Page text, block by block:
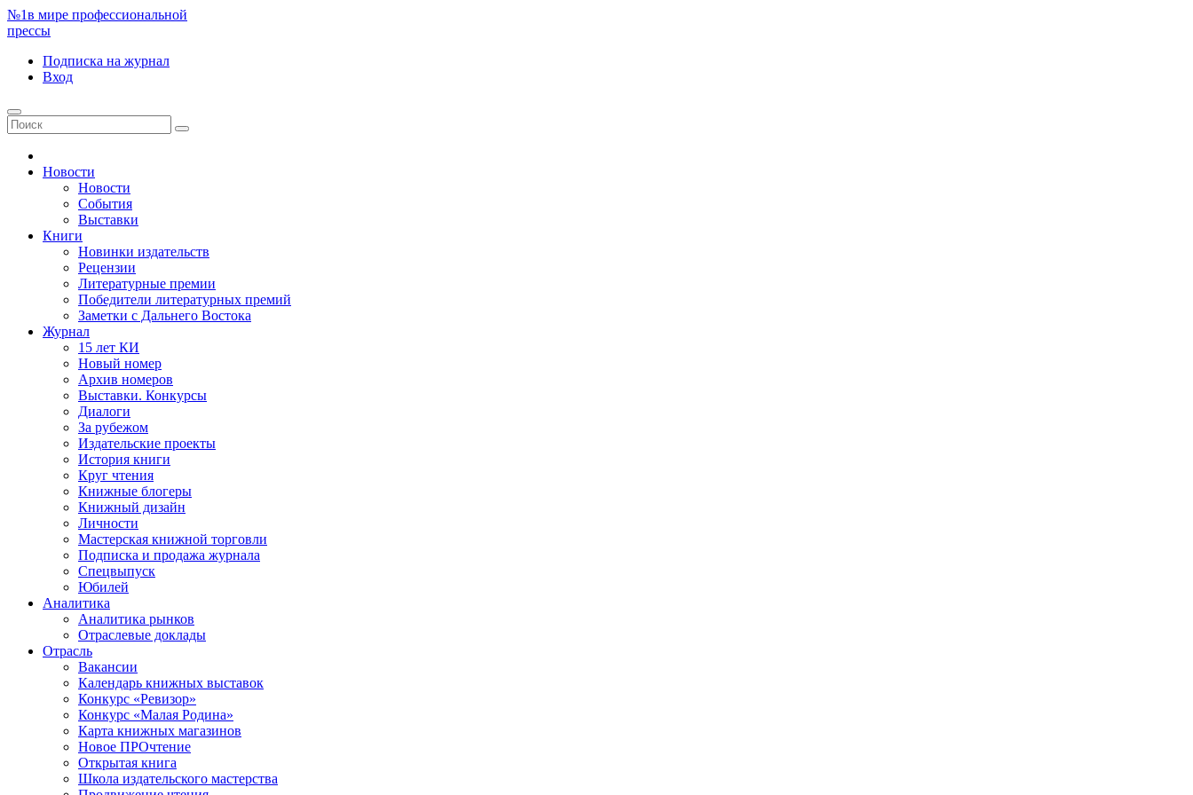
№1в мире профессиональной
прессы
Подписка на журнал
Вход
Новости
Новости
События
Выставки
Книги
Новинки издательств
Рецензии
Литературные премии
Победители литературных премий
Заметки с Дальнего Востока
Журнал
15 лет КИ
Новый номер
Архив номеров
Выставки. Конкурсы
Диалоги
За рубежом
Издательские проекты
История книги
Круг чтения
Книжные блогеры
Книжный дизайн
Личности
Мастерская книжной торговли
Подписка и продажа журнала
Спецвыпуск
Юбилей
Аналитика
Аналитика рынков
Отраслевые доклады
Отрасль
Вакансии
Календарь книжных выставок
Конкурс «Ревизор»
Конкурс «Малая Родина»
Карта книжных магазинов
Новое ПРОчтение
Открытая книга
Школа издательского мастерства